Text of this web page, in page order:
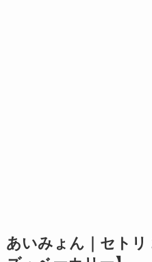
あいみょん｜セトリ